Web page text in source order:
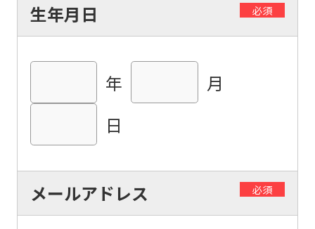
生年月日 必須
年
月
日
メールアドレス 必須
foreigners
official
is